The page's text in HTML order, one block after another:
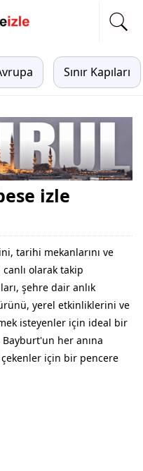
Sınır Kapıları
izle
tarihi mekanlarını ve
olarak takip
şehre dair anlık
yerel etkinliklerini ve
isteyenler için ideal bir
Bayburt'un her anına
için bir pencere